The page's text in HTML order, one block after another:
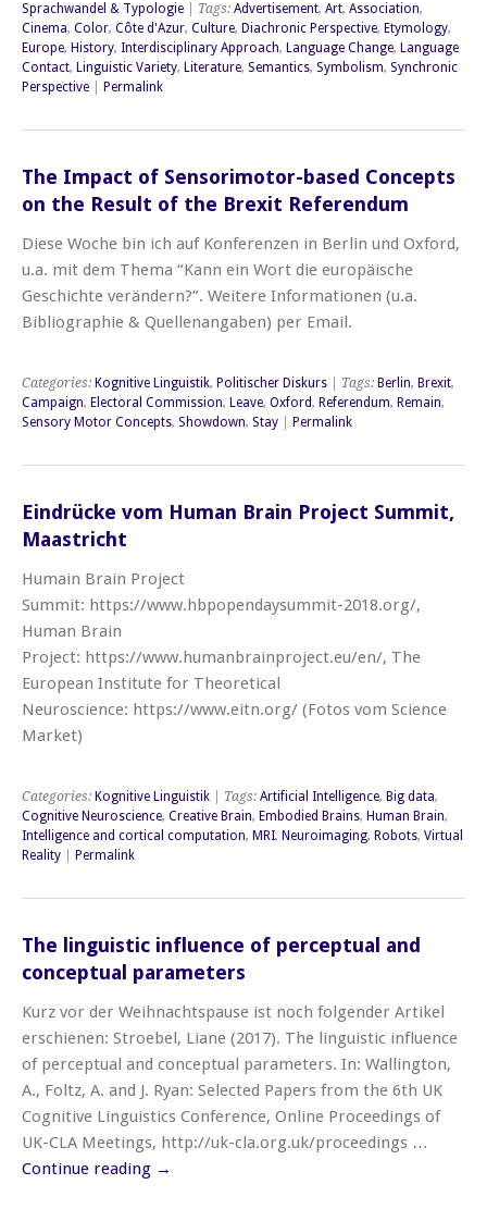
Sprachwandel & Typologie | Tags: Advertisement, Art, Association,
Cinema, Color, Côte d'Azur, Culture, Diachronic Perspective, Etymology,
Europe, History, Interdisciplinary Approach, Language Change, Language
Contact, Linguistic Variety, Literature, Semantics, Symbolism, Synchronic
Perspective
Permalink
The Impact of Sensorimotor-based Concepts
on the Result of the Brexit Referendum
Diese Woche bin ich auf Konferenzen in Berlin und Oxford,
u.a. mit dem Thema “Kann ein Wort die europäische
Geschichte verändern?”. Weitere Informationen (u.a.
Bibliographie & Quellenangaben) per Email.
Categories: Kognitive Linguistik, Politischer Diskurs | Tags: Berlin, Brexit,
Campaign, Electoral Commission, Leave, Oxford, Referendum, Remain,
Sensory Motor Concepts, Showdown, Stay Permalink
Eindrücke vom Human Brain Project Summit,
Maastricht
Humain Brain Project
Summit: https://www.hbpopendaysummit-2018.org/,
Human Brain
Project: https://www.humanbrainproject.eu/en/, The
European Institute for Theoretical
Neuroscience: https://www.eitn.org/ (Fotos vom Science
Market)
Categories: Kognitive Linguistik | Tags: Artificial Intelligence, Big data,
Cognitive Neuroscience, Creative Brain, Embodied Brains, Human Brain,
Intelligence and cortical computation, MRI, Neuroimaging, Robots, Virtual
Reality
Permalink
The linguistic influence of perceptual and
conceptual parameters
Kurz vor der Weihnachtspause ist noch folgender Artikel
erschienen: Stroebel, Liane (2017). The linguistic influence
of perceptual and conceptual parameters. In: Wallington,
A., Foltz, A. and J. Ryan: Selected Papers from the 6th UK
Cognitive Linguistics Conference, Online Proceedings of
UK-CLA Meetings, http://uk-cla.org.uk/proceedings …
Continue reading →